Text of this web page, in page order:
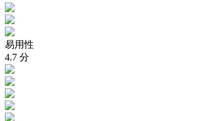
易用性
4.7 分